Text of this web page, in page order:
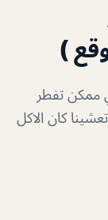
)
ممكن تفطر
كان الاكل